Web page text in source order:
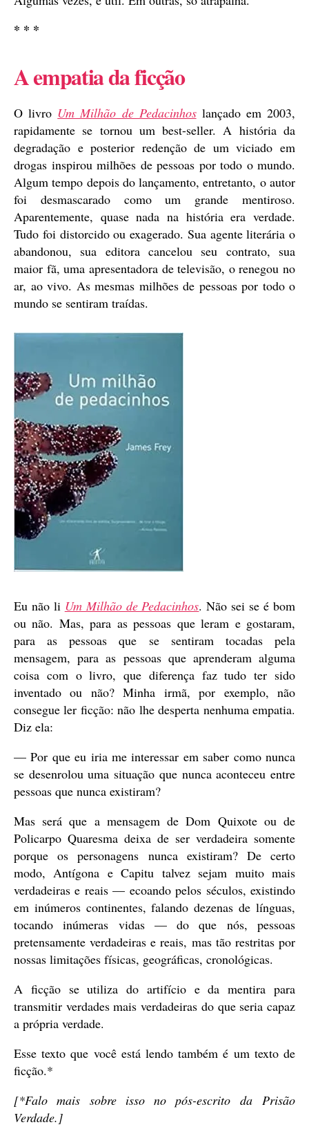
* * *
A empatia da ficção
O livro Um Milhão de Pedacinhoslançado em 2003,
rapidamente se tornou um best-seller. A história da
degradação e posterior redenção de um viciado em
drogas inspirou milhões de pessoas por todo o mundo.
Algum tempo depois do lançamento, entretanto, o autor
foi desmascarado como um grande mentiroso.
Aparentemente, quase nada na história era verdade.
Tudo foi distorcido ou exagerado. Sua agente literária o
abandonou, sua editora cancelou seu contrato, sua
maior fã, uma apresentadora de televisão, o renegou no
ar, ao vivo. As mesmas milhões de pessoas por todo o
mundo se sentiram traídas.
Eu não li Um Milhão de Pedacinhos. Não sei se é bom
ou não. Mas, para as pessoas que leram e gostaram,
para as pessoas que se sentiram tocadas pela
mensagem, para as pessoas que aprenderam alguma
coisa com o livro, que diferença faz tudo ter sido
inventado ou não? Minha irmã, por exemplo, não
consegue ler ficção: não lhe desperta nenhuma empatia.
Diz ela:
— Por que eu iria me interessar em saber como nunca
se desenrolou uma situação que nunca aconteceu entre
pessoas que nunca existiram?
Mas será que a mensagem de Dom Quixote ou de
Policarpo Quaresma deixa de ser verdadeira somente
porque os personagens nunca existiram? De certo
modo, Antígona e Capitu talvez sejam muito mais
verdadeiras e reais — ecoando pelos séculos, existindo
em inúmeros continentes, falando dezenas de línguas,
tocando inúmeras vidas — do que nós, pessoas
pretensamente verdadeiras e reais, mas tão restritas por
nossas limitações físicas, geográficas, cronológicas.
A ficção se utiliza do artifício e da mentira para
transmitir verdades mais verdadeiras do que seria capaz
a própria verdade.
Esse texto que você está lendo também é um texto de
ficção.*
[*Falo mais sobre isso no pós-escrito da Prisão
Verdade.]